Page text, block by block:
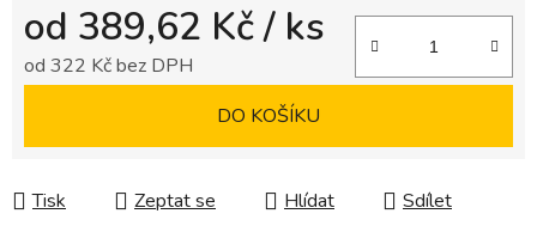
od 389,62 Kč/ ks
od 322 Kčbez DPH
DO KOŠÍKU
Tisk Zeptat se Hlídat Sdílet